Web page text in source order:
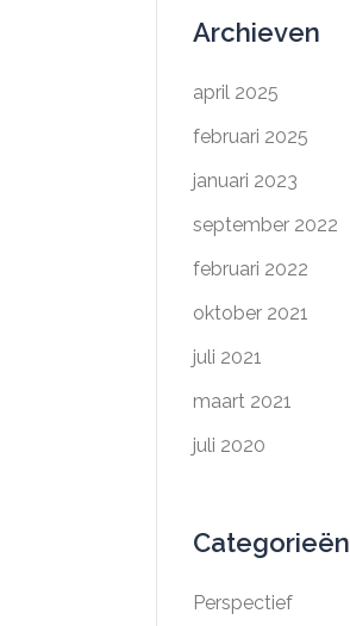
Archieven
april 2025
februari 2025
januari 2023
september 2022
februari 2022
oktober 2021
juli 2021
maart 2021
juli 2020
Categorieën
Perspectief